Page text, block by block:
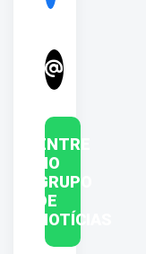
ENTRE
NO
GRUPO
DE
NOTÍCIAS